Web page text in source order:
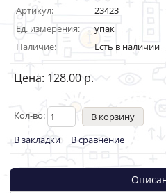
Артикул:
23423
Ед. измерения:
упак
Наличие:
Есть в наличии
Цена: 128.00 р.
Кол-во:
В закладки
В сравнение